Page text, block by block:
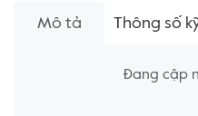
Mô tả Thông số
Đang cập